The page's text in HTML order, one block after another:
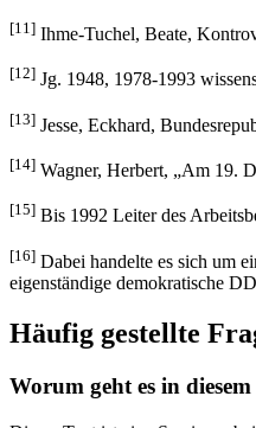
[11] Ihme-Tuchel, Beate,
[12] Jg. 1948, 1978-1993
[13] Jesse, Eckhard,
[14] Wagner, Herbert, „Am 19.
[15] Bis 1992 Leiter des
[16] Dabei handelte es sich um
eigenständige demokratische
Häufig gestellte
Worum geht es in diesem